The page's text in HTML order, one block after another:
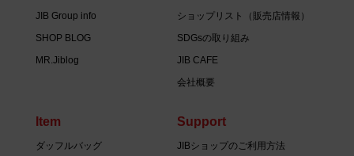
JIB Group info
SHOP BLOG
MR.Jiblog
ショップリスト（販売店情報）
SDGsの取り組み
JIB CAFE
会社概要
Item
ダッフルバッグ
Support
JIBショップのご利用方法